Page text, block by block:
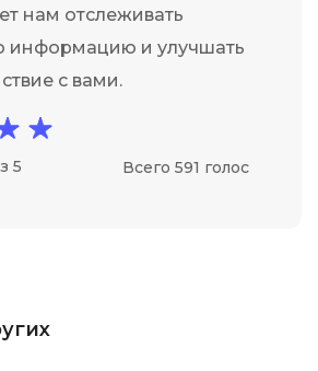
нам отслеживать
информацию и улучшать
с вами.
5 Всего 591 голос